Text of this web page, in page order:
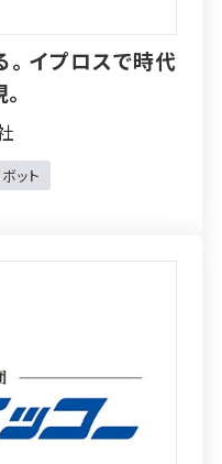
イプロスで時代
ット